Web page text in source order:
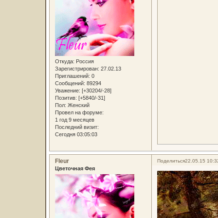
Откуда: Россия
Зарегистрирован: 27.02.13
Приглашений: 0
Сообщений: 89294
Уважение: [+30204/-28]
Позитив: [+5840/-31]
Пол: Женский
Провел на форуме:
1 год 9 месяцев
Последний визит:
Сегодня 03:05:03
Поделиться22.05.15
Fleur
Цветочная Фея